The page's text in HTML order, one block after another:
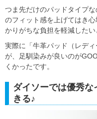
つま先だけのパッドタイプ
のフィット感を上げてはき
かりがちな負担を軽減したい
実際に「牛革パッド（レデ
が、足馴染みが良いのが
くかったです。
ダイソーでは優秀
きる♪